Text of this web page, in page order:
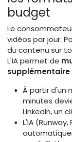
budget
Le
vidéos par jour.
du contenu sur
L'IA permet de
À partir d'un
minutes
LinkedIn, un
L'IA